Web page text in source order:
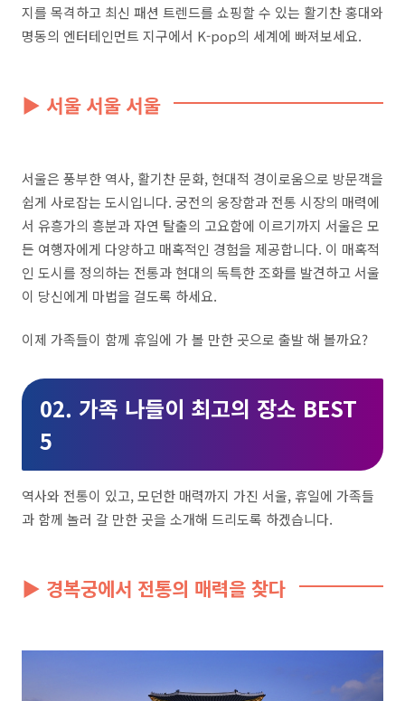
지를 목격하고 최신 패션 트렌드를 쇼핑할 수 있는 활기찬 홍대와
명동의 엔터테인먼트 지구에서 K-pop의 세계에 빠져보세요.
▶ 서울 서울 서울
서울은 풍부한 역사, 활기찬 문화, 현대적 경이로움으로 방문객을
쉽게 사로잡는 도시입니다. 궁전의 웅장함과 전통 시장의 매력에
서 유흥가의 흥분과 자연 탈출의 고요함에 이르기까지 서울은 모
든 여행자에게 다양하고 매혹적인 경험을 제공합니다. 이 매혹적
인 도시를 정의하는 전통과 현대의 독특한 조화를 발견하고 서울
이 당신에게 마법을 걸도록 하세요.
이제 가족들이 함께 휴일에 가 볼 만한 곳으로 출발 해 볼까요?
02. 가족 나들이 최고의 장소 BEST
5
역사와 전통이 있고, 모던한 매력까지 가진 서울, 휴일에 가족들
과 함께 놀러 갈 만한 곳을 소개해 드리도록 하겠습니다.
▶ 경복궁에서 전통의 매력을 찾다